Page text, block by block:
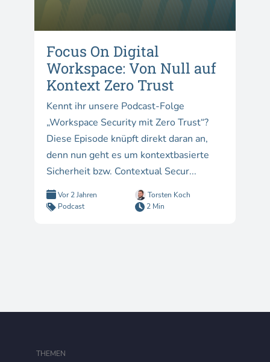
Focus On Digital
Workspace: Von Null auf
Kontext Zero Trust
Kennt ihr unsere Podcast-Folge
„Workspace Security mit Zero Trust“?
Diese Episode knüpft direkt daran an,
denn nun geht es um kontextbasierte
Sicherheit bzw. Contextual Secur...
Vor 2 Jahren
Torsten Koch
Podcast
2 Min
THEMEN